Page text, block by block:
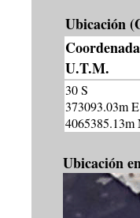
Ubicación
U.T.M.
30 S
373093.03m E
4065385.13m
Ubicación